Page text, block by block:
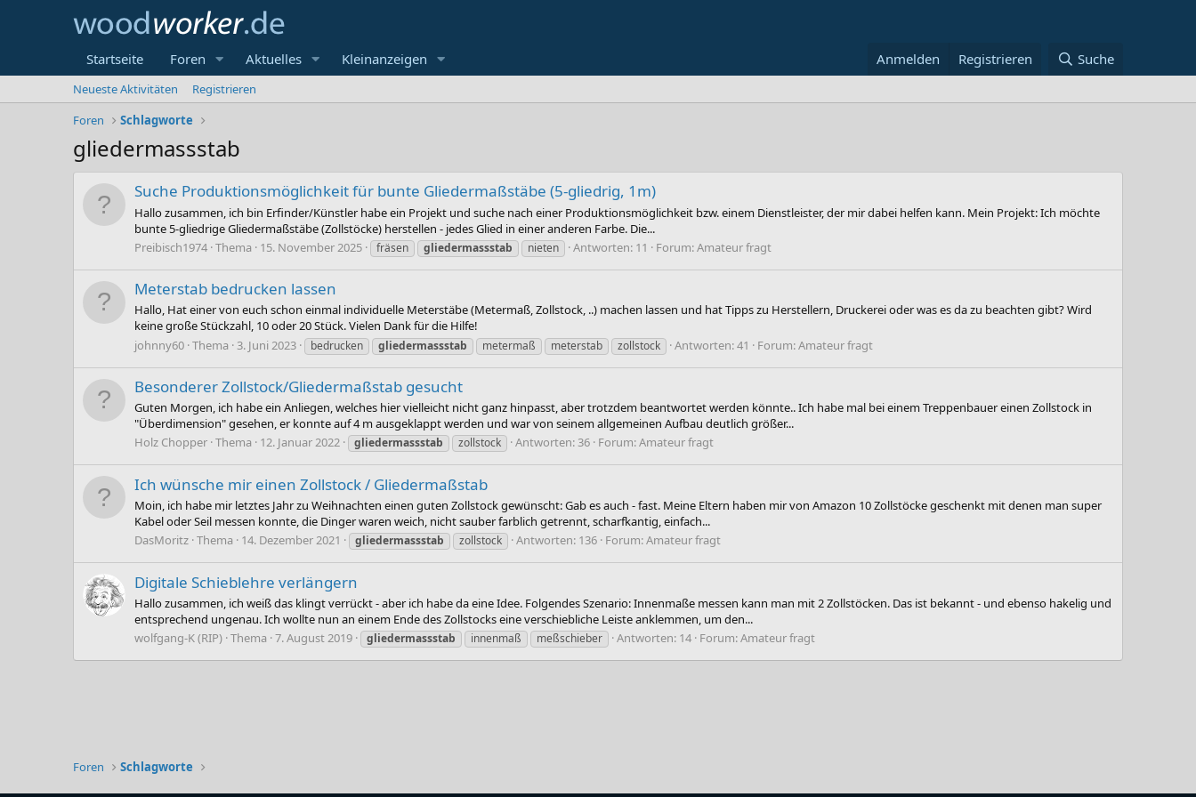
Startseite Foren Aktuelles Kleinanzeigen Anmelden Registrieren Suche
Neueste Aktivitäten
Registrieren
Foren
Schlagworte
gliedermassstab
Suche Produktionsmöglichkeit für bunte Gliedermaßstäbe (5-gliedrig, 1m)
Hallo zusammen, ich bin Erfinder/Künstler habe ein Projekt und suche nach einer Produktionsmöglichkeit bzw. einem Dienstleister, der mir dabei helfen kann. Mein Projekt: Ich möchte
bunte 5-gliedrige Gliedermaßstäbe (Zollstöcke) herstellen - jedes Glied in einer anderen Farbe. Die...
Preibisch1974 Thema 15. November 2025 fräsen gliedermassstab nieten Antworten: 11 Forum:Amateur fragt
Meterstab bedrucken lassen
Hallo, Hat einer von euch schon einmal individuelle Meterstäbe (Metermaß, Zollstock, ..) machen lassen und hat Tipps zu Herstellern, Druckerei oder was es da zu beachten gibt? Wird
keine große Stückzahl, 10 oder 20 Stück. Vielen Dank für die Hilfe!
johnny60 Thema 3. Juni 2023 bedrucken gliedermassstab metermaß meterstab zollstock Antworten: 41 Forum:Amateur fragt
Besonderer Zollstock/Gliedermaßstab gesucht
Guten Morgen, ich habe ein Anliegen, welches hier vielleicht nicht ganz hinpasst, aber trotzdem beantwortet werden könnte.. Ich habe mal bei einem Treppenbauer einen Zollstock in
"Überdimension" gesehen, er konnte auf 4 m ausgeklappt werden und war von seinem allgemeinen Aufbau deutlich größer...
Holz Chopper Thema 12. Januar 2022 gliedermassstab zollstock Antworten: 36 Forum:Amateur fragt
Ich wünsche mir einen Zollstock / Gliedermaßstab
Moin, ich habe mir letztes Jahr zu Weihnachten einen guten Zollstock gewünscht: Gab es auch - fast. Meine Eltern haben mir von Amazon 10 Zollstöcke geschenkt mit denen man super
Kabel oder Seil messen konnte, die Dinger waren weich, nicht sauber farblich getrennt, scharfkantig, einfach...
DasMoritz Thema 14. Dezember 2021 gliedermassstab zollstock Antworten: 136 Forum:Amateur fragt
Digitale Schieblehre verlängern
Hallo zusammen, ich weiß das klingt verrückt - aber ich habe da eine Idee. Folgendes Szenario: Innenmaße messen kann man mit 2 Zollstöcken. Das ist bekannt - und ebenso hakelig und
entsprechend ungenau. Ich wollte nun an einem Ende des Zollstocks eine verschiebliche Leiste anklemmen, um den...
wolfgang-K (RIP) Thema 7. August 2019 gliedermassstab innenmaß meßschieber Antworten: 14 Forum:Amateur fragt
Foren Schlagworte